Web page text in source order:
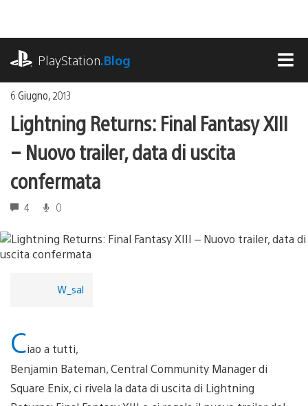
contenuto
PlayStation.Blog
6 Giugno, 2013
Lightning Returns: Final Fantasy XIII
– Nuovo trailer, data di uscita
confermata
4 0
W_sal
Ciao a tutti,
Benjamin Bateman, Central Community Manager di
Square Enix, ci rivela la data di uscita di Lightning